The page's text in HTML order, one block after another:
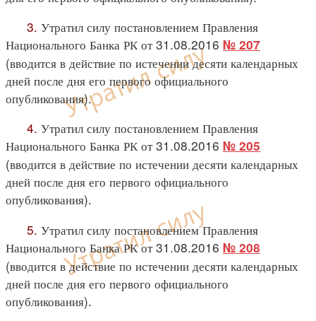
3. Утратил силу постановлением Правления
Национального Банка РК от 31.08.2016 № 207
(вводится в действие по истечении десяти календарных
дней после дня его первого официального
опубликования).
4. Утратил силу постановлением Правления
Национального Банка РК от 31.08.2016 № 205
(вводится в действие по истечении десяти календарных
дней после дня его первого официального
опубликования).
5. Утратил силу постановлением Правления
Национального Банка РК от 31.08.2016 № 208
(вводится в действие по истечении десяти календарных
дней после дня его первого официального
опубликования).